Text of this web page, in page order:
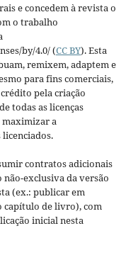
e concedem à revista o
o trabalho
by/4.0/ (CC BY). Esta
remixem, adaptem e
para fins comerciais,
pela criação
todas as licenças
maximizar a
contratos adicionais
exclusiva da versão
(ex.: publicar em
de livro), com
inicial nesta